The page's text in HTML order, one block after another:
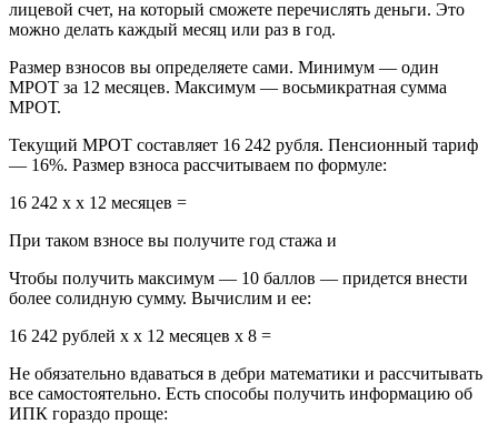
лицевой счет, на который сможете перечислять деньги. Это
можно делать каждый месяц или раз в год.
Размер взносов вы определяете сами. Минимум — один
МРОТ за 12 месяцев. Максимум — восьмикратная сумма
МРОТ.
Текущий МРОТ составляет 16 242 рубля. Пенсионный тариф
— 16%. Размер взноса рассчитываем по формуле:
16 242 х х 12 месяцев =
При таком взносе вы получите год стажа и
Чтобы получить максимум — 10 баллов — придется внести
более солидную сумму. Вычислим и ее:
16 242 рублей х х 12 месяцев х 8 =
Не обязательно вдаваться в дебри математики и рассчитывать
все самостоятельно. Есть способы получить информацию об
ИПК гораздо проще: